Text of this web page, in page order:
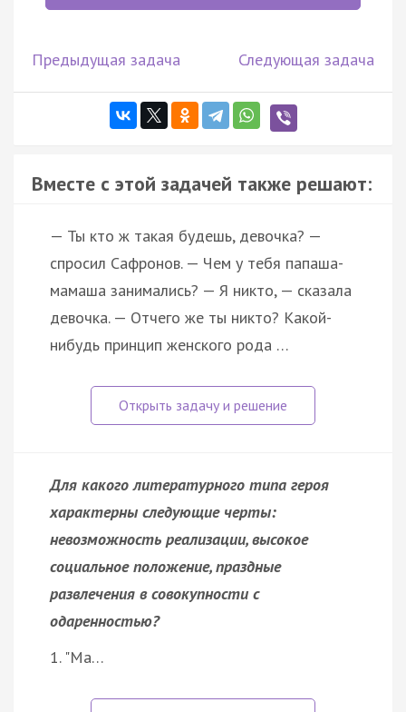
Предыдущая задача Следующая задача
Вместе с этой задачей также решают:
— Ты кто ж такая будешь, девочка? —
спросил Сафронов. — Чем у тебя папаша-
мамаша занимались? — Я никто, — сказала
девочка. — Отчего же ты никто? Какой-
нибудь принцип женского рода …
Для какого литературного типа героя
характерны следующие черты:
невозможность реализации, высокое
социальное положение, праздные
развлечения в совокупности с
одаренностью?
1. "Ма…